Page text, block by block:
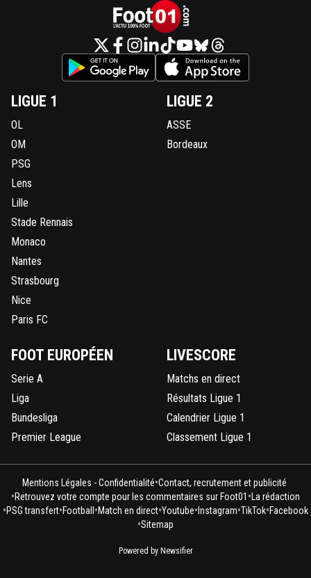
LIGUE 1
OL
OM
PSG
Lens
Lille
Stade Rennais
Monaco
Nantes
Strasbourg
Nice
Paris FC
LIGUE 2
ASSE
Bordeaux
FOOT EUROPÉEN
Serie A
Liga
Bundesliga
Premier League
LIVESCORE
Matchs en direct
Résultats Ligue 1
Calendrier Ligue 1
Classement Ligue 1
Mentions Légales - Confidentialité•Contact, recrutement et publicité
•Retrouvez votre compte pour les commentaires sur Foot01 • La rédaction
•PSG transfert•Football •Match en direct•Youtube• Instagram•TikTok•Facebook
•Sitemap
Powered by Newsifier